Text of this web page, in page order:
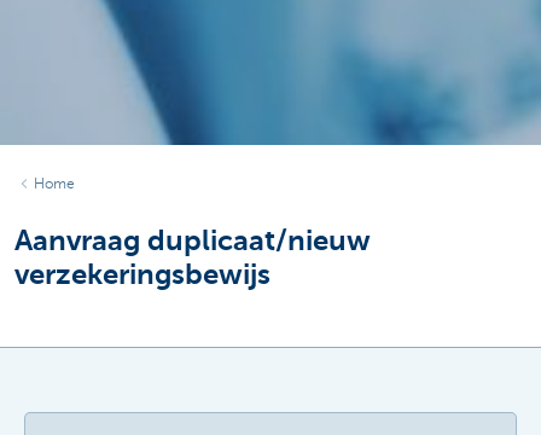
Home
Aanvraag duplicaat/nieuw
verzekeringsbewijs